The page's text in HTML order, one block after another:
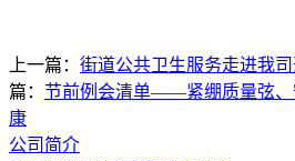
上一篇： 街道公共卫生服务走进我
篇： 节前例会清单——紧绷质量弦、
康
公司简介